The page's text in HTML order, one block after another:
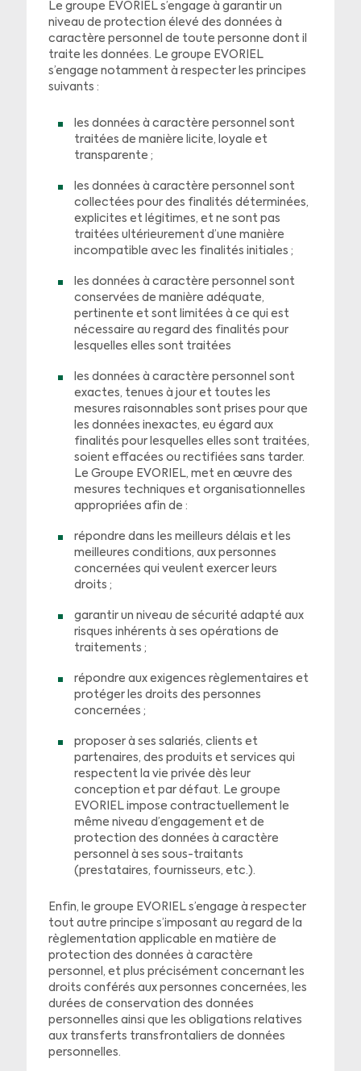
Le groupe EVORIEL s’engage à garantir un
niveau de protection élevé des données à
caractère personnel de toute personne dont il
traite les données. Le groupe EVORIEL
s’engage notamment à respecter les principes
suivants :
les données à caractère personnel sont
traitées de manière licite, loyale et
transparente ;
les données à caractère personnel sont
collectées pour des finalités déterminées,
explicites et légitimes, et ne sont pas
traitées ultérieurement d’une manière
incompatible avec les finalités initiales ;
les données à caractère personnel sont
conservées de manière adéquate,
pertinente et sont limitées à ce qui est
nécessaire au regard des finalités pour
lesquelles elles sont traitées
les données à caractère personnel sont
exactes, tenues à jour et toutes les
mesures raisonnables sont prises pour que
les données inexactes, eu égard aux
finalités pour lesquelles elles sont traitées,
soient effacées ou rectifiées sans tarder.
Le Groupe EVORIEL, met en œuvre des
mesures techniques et organisationnelles
appropriées afin de :
répondre dans les meilleurs délais et les
meilleures conditions, aux personnes
concernées qui veulent exercer leurs
droits ;
garantir un niveau de sécurité adapté aux
risques inhérents à ses opérations de
traitements ;
répondre aux exigences règlementaires et
protéger les droits des personnes
concernées ;
proposer à ses salariés, clients et
partenaires, des produits et services qui
respectent la vie privée dès leur
conception et par défaut. Le groupe
EVORIEL impose contractuellement le
même niveau d’engagement et de
protection des données à caractère
personnel à ses sous-traitants
(prestataires, fournisseurs, etc.).
Enfin, le groupe EVORIEL s’engage à respecter
tout autre principe s’imposant au regard de la
règlementation applicable en matière de
protection des données à caractère
personnel, et plus précisément concernant les
droits conférés aux personnes concernées, les
durées de conservation des données
personnelles ainsi que les obligations relatives
aux transferts transfrontaliers de données
personnelles.